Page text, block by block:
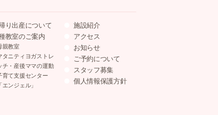
り出産について
教室のご案内
親教室
タニティヨガストレ
チ・産後ママの運動
育て支援センター
「エンジェル」
施設紹介
アクセス
お知らせ
ご予約について
スタッフ募集
個人情報保護方針